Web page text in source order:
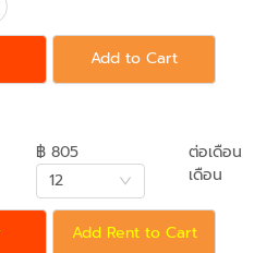
Add to Cart
฿ 805
ต่อเดือน
12 เดือน
Add Rent to Cart